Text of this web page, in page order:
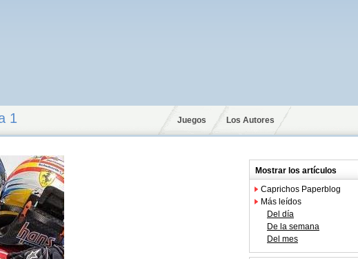
1 Juegos Los Autores
Mostrar los artículos
Caprichos Paperblog
Más leídos
Del día
De la semana
Del mes